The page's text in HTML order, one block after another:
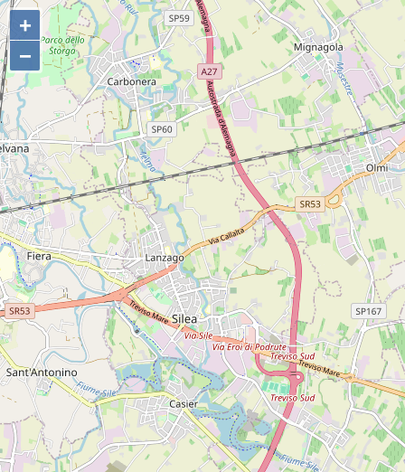
+
−
+
−